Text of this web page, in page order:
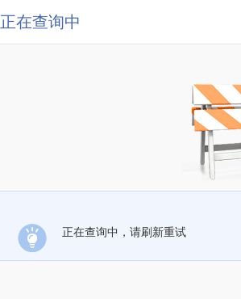
正在查询中
正在查询中，请刷新重试